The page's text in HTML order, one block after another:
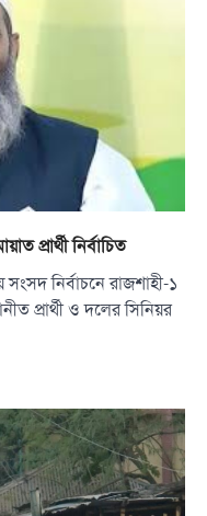
প্রার্থী নির্বাচিত
নির্বাচনে রাজশাহী-১
প্রার্থী ও দলের সিনিয়র